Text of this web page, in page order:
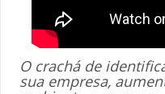
O crachá de
sua empresa,